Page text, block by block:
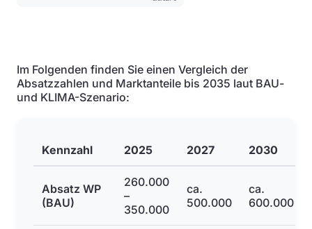
Im Folgenden finden Sie einen Vergleich der
Absatzzahlen und Marktanteile bis 2035 laut BAU-
und KLIMA-Szenario:
Kennzahl 2025 2027 2030
Absatz WP
(BAU)
260.000
–
350.000
ca.
500.000
ca.
600.000